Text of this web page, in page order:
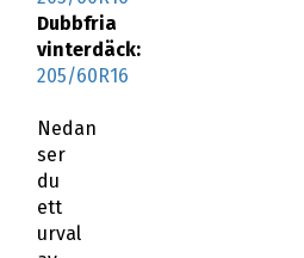
vinterdäck:
205/60R16
Nedan
ser
ett
urval